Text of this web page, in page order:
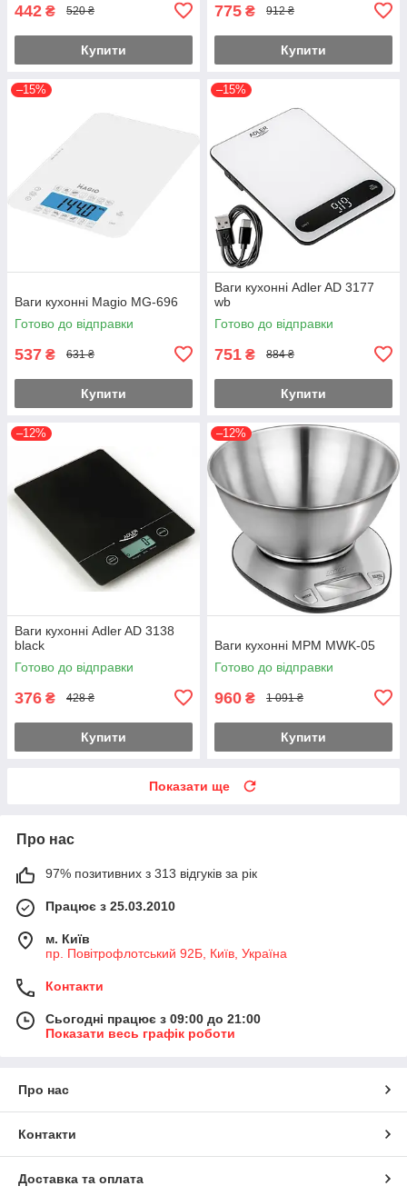
442 ₴ 520 ₴
Купити
775 ₴ 912 ₴
Купити
–15%
Ваги кухонні Magio MG-696
Готово до відправки
537 ₴ 631 ₴
Купити
–15%
Ваги кухонні Adler AD 3177
wb
Готово до відправки
751 ₴ 884 ₴
Купити
–12%
Ваги кухонні Adler AD 3138
black
Готово до відправки
376 ₴ 428 ₴
Купити
–12%
Ваги кухонні MPM MWK-05
Готово до відправки
960 ₴ 1 091 ₴
Купити
Показати ще
Про нас
97% позитивних з 313 відгуків за рік
Працює з 25.03.2010
м. Київ
пр. Повітрофлотський 92Б, Київ, Україна
Контакти
Сьогодні працює з 09:00 до 21:00
Показати весь графік роботи
Про нас
Контакти
Доставка та оплата